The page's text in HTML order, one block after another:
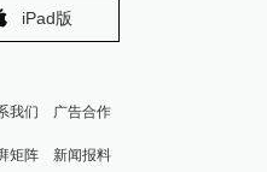
iPad版
我们 广告合作
矩阵 新闻报料